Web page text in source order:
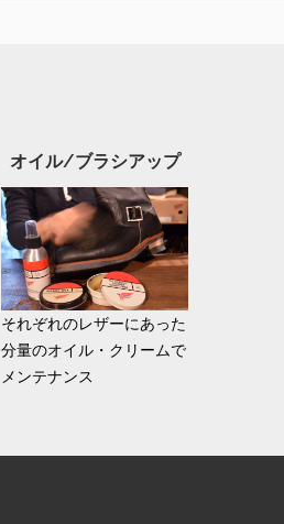
オイル/ブラシアップ
それぞれのレザーにあった
分量のオイル・クリームで
メンテナンス